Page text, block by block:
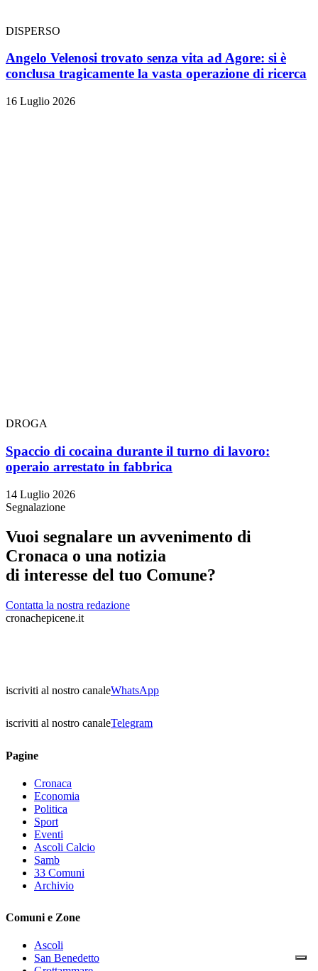
DISPERSO
Angelo Velenosi trovato senza vita ad Agore: si è
conclusa tragicamente la vasta operazione di ricerca
16 Luglio 2026
DROGA
Spaccio di cocaina durante il turno di lavoro:
operaio arrestato in fabbrica
14 Luglio 2026
Segnalazione
Vuoi segnalare un avvenimento di
Cronaca o una notizia
di interesse del tuo Comune?
Contatta la nostra redazione
cronachepicene.it
iscriviti al nostro canaleWhatsApp
iscriviti al nostro canaleTelegram
Pagine
Cronaca
Economia
Politica
Sport
Eventi
Ascoli Calcio
Samb
33 Comuni
Archivio
Comuni e Zone
Ascoli
San Benedetto